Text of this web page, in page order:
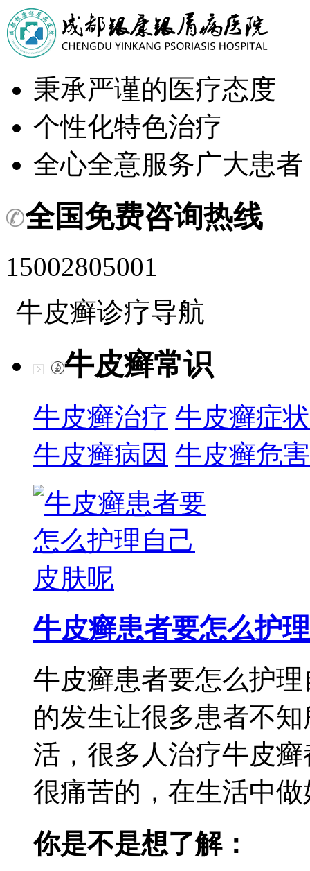
秉承严谨的医疗态度
个性化特色治疗
全心全意服务广大患者
全国免费咨询热线
15002805001
牛皮癣诊疗导航
牛皮癣常识
牛皮癣治疗 牛皮癣症状
牛皮癣病因 牛皮癣危害
牛皮癣患者要怎么护理
牛皮癣患者要怎么护
的发生让很多患者不
活，很多人治疗牛皮
很痛苦的，在生活中
你是不是想了解：